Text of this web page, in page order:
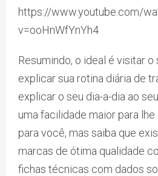
https://www.youtube.com/
v=ooHnWfYnYh4
Resumindo, o ideal é visitar
explicar sua rotina diária de
explicar o seu dia-a-dia ao
uma facilidade maior para lhe
para você, mas saiba que
marcas de ótima qualidade
fichas técnicas com dados